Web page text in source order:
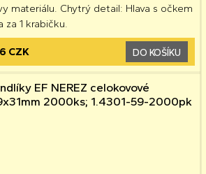
materiálu. Chytrý detail: Hlava s očkem
za 1 krabičku.
CZK DO KOŠÍKU
EF NEREZ celokovové
2000ks; 1.4301-59-2000pk